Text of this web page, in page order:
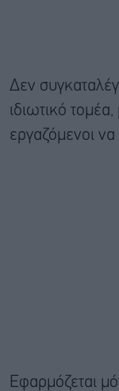
Δεν
ιδιωτικό
εργαζόμενοι
Εφαρμόζεται